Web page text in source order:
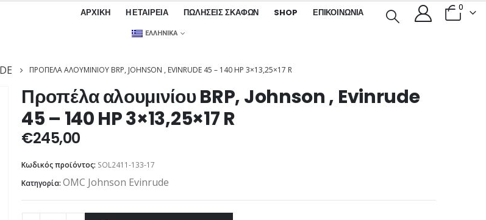
ΑΡΧΙΚΉ Η ΕΤΑΙΡΕΊΑ ΠΩΛΉΣΕΙΣ ΣΚΑΦΏΝ SHOP ΕΠΙΚΟΙΝΩΝΊΑ 0
ΕΛΛΗΝΙΚΆ
ΠΡΟΠΈΛΑ ΑΛΟΥΜΙΝΊΟΥ BRP, JOHNSON , EVINRUDE 45 – 140 HP 3×13,25×17 R
Προπέλα αλουμινίου BRP, Johnson , Evinrude
45 – 140 HP 3×13,25×17 R
€245,00
Κωδικός προϊόντος: SOL2411-133-17
Κατηγορία: OMC Johnson Evinrude